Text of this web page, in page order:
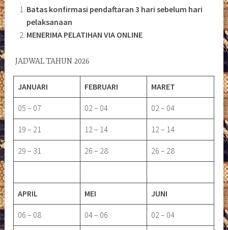
Batas konfirmasi pendaftaran 3 hari sebelum hari
pelaksanaan
MENERIMA PELATIHAN VIA ONLINE
JADWAL TAHUN 2026
JANUARI FEBRUARI MARET
05 – 07 02 – 04 02 – 04
19 – 21 12 – 14 12 – 14
29 – 31 26 – 28 26 – 28
APRIL MEI JUNI
06 – 08 04 – 06 02 – 04